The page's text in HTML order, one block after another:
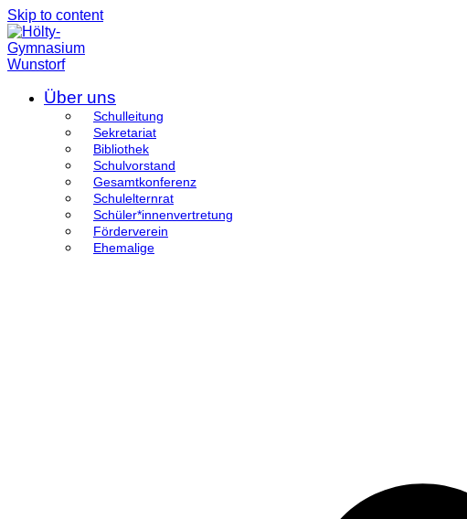
Skip to content
Über uns
Schulleitung
Sekretariat
Bibliothek
Schulvorstand
Gesamtkonferenz
Schulelternrat
Schüler*innenvertretung
Förderverein
Ehemalige